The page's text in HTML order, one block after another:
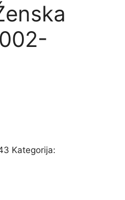
Kategorija: